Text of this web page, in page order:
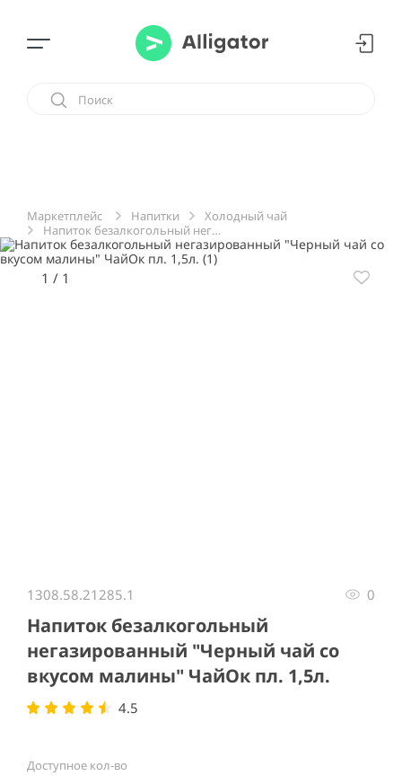
Маркетплейс Напитки
Холодный чай
Напиток безалкогольный негазированный "Черный чай со вкусом малины" ЧайОк пл. 1,5л.
1 / 1
1308.58.21285.1 0
Напиток безалкогольный
негазированный "Черный чай со
вкусом малины" ЧайОк пл. 1,5л.
4.5
Доступное кол-во